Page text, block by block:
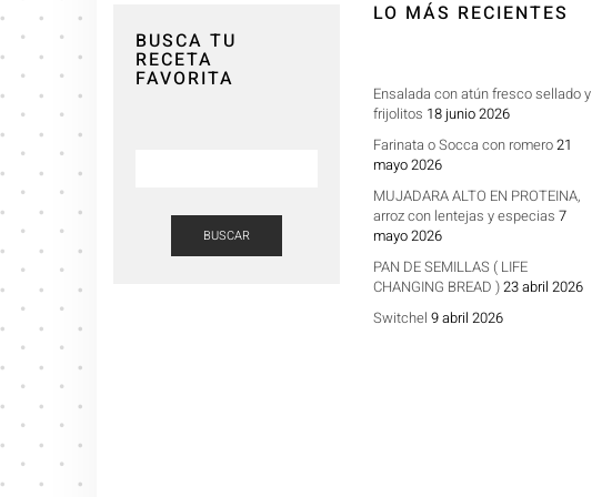
BUSCA TU
RECETA
FAVORITA
BUSCAR
LO MÁS RECIENTES
Ensalada con atún fresco sellado y
frijolitos 18 junio 2026
Farinata o Socca con romero21
mayo 2026
MUJADARA ALTO EN PROTEINA,
arroz con lentejas y especias 7
mayo 2026
PAN DE SEMILLAS ( LIFE
CHANGING BREAD )23 abril 2026
Switchel 9 abril 2026